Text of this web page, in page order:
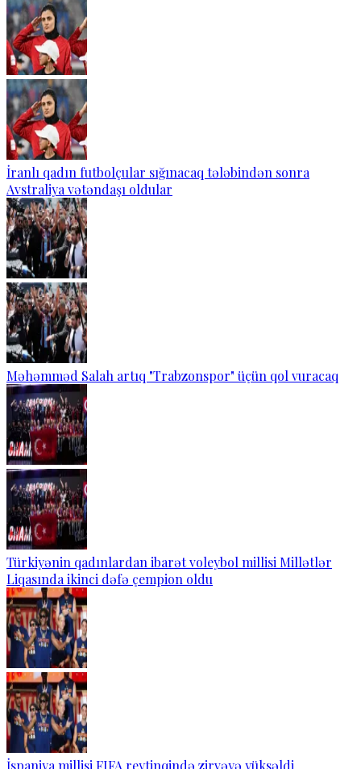
İranlı qadın futbolçular sığınacaq tələbindən sonra
Avstraliya vətəndaşı oldular
Məhəmməd Salah artıq "Trabzonspor" üçün qol vuracaq
Türkiyənin qadınlardan ibarət voleybol millisi Millətlər
Liqasında ikinci dəfə çempion oldu
İspaniya millisi FIFA reytinqində zirvəyə yüksəldi